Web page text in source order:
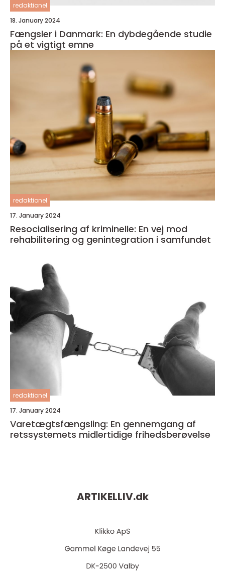
redaktionel
18. January 2024
Fængsler i Danmark: En dybdegående studie
på et vigtigt emne
redaktionel
17. January 2024
Resocialisering af kriminelle: En vej mod
rehabilitering og genintegration i samfundet
redaktionel
17. January 2024
Varetægtsfængsling: En gennemgang af
retssystemets midlertidige frihedsberøvelse
ARTIKELLIV.dk